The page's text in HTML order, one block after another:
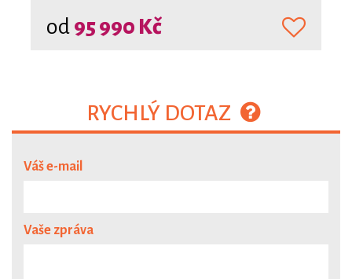
od 95 990 Kč
RYCHLÝ DOTAZ
Váš e-mail
Vaše zpráva